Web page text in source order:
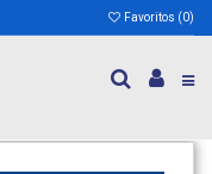
Favoritos (0)